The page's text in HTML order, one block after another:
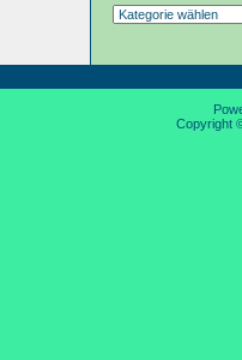
Copyright